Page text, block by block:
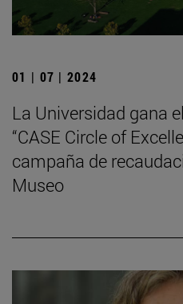
01 | 07 | 2024
La Universidad gana
“CASE Circle of
campaña de
Museo